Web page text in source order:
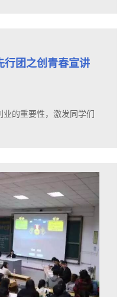
行团之创青春宣讲
的重要性，激发同学们